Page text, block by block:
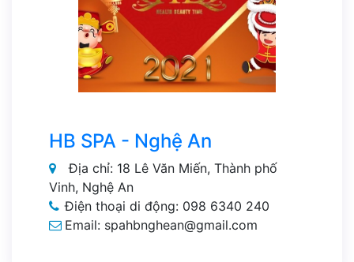
HB SPA - Nghệ An
Địa chỉ: 18 Lê Văn Miến, Thành phố
Vinh, Nghệ An
Điện thoại di động: 098 6340 240
Email: spahbnghean@gmail.com